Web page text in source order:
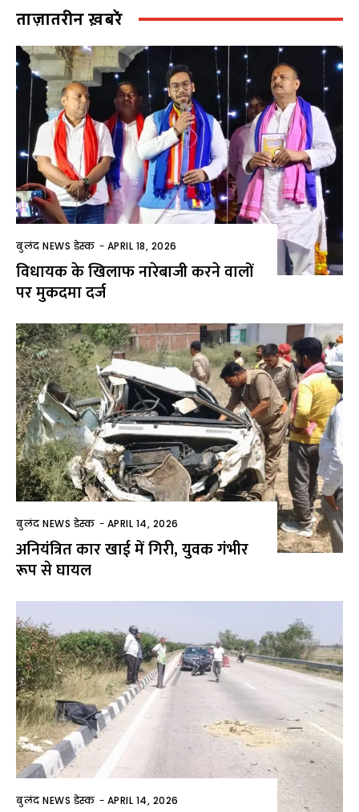
ताज़ातरीन ख़बरें
बुलंद NEWS डेस्क - APRIL 18, 2026
विधायक के खिलाफ नारेबाजी करने वालों
पर मुकदमा दर्ज
बुलंद NEWS डेस्क - APRIL 14, 2026
अनियंत्रित कार खाई में गिरी, युवक गंभीर
रूप से घायल
बुलंद NEWS डेस्क - APRIL 14, 2026